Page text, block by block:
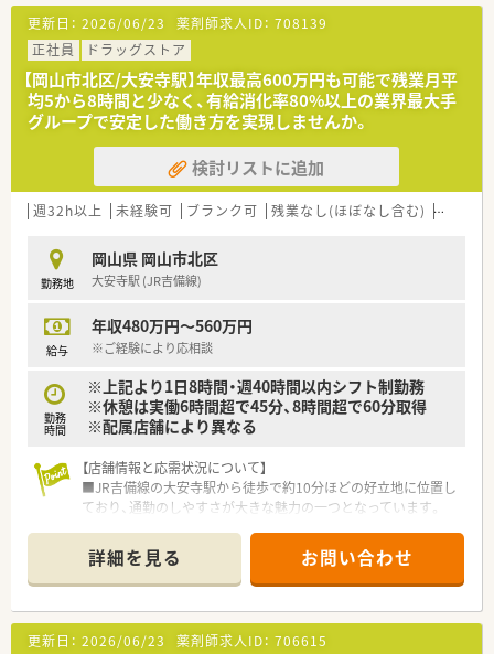
【法人特徴について】
■全国に展開する大手ドラッグストアグループの一員として、お
客様の健康と美容を支えるかかりつけ薬局を目指しています。
■2021年の経営統合を経て業界最大級の規模を誇り、安定した
経営基盤と将来性に優れた成長を続けている大手企業です。
■あなたにとってのいちばんへという理念を掲げ、お客様だけで
なく従業員にとっても働きがいのある職場環境を追求していま
【想定される業務内容】
者様へのきめ細やかな服薬指導、薬歴管理を担当いただきます。
■OTC医薬品の販売や健康相談にも携わり、地域住民のセルフメ
ディケーションをサポートする役割も担っていただきます。
剤過誤を防止しながら安全で正確な業務遂行を目指していま
す。
更新日： 2026/06/23 薬剤師求人ID： 708139
正社員
ドラッグストア
【岡山市北区/大安寺駅】年収最高600万円も可能で残業月平
均5から8時間と少なく、有給消化率80%以上の業界最大手
グループで安定した働き方を実現しませんか。
検討リストに追加
週32h以上 未経験可 ブランク可 残業なし(ほぼなし含む) 車通勤
勤務地
岡山県 岡山市北区
大安寺駅 (JR吉備線)
給与
年収480万円～560万円
※ご経験により応相談
勤務
時間
※上記より1日8時間・週40時間以内シフト制勤務
※休憩は実働6時間超で45分、8時間超で60分取得
※配属店舗により異なる
【店舗情報と応需状況について】
■JR吉備線の大安寺駅から徒歩で約10分ほどの好立地に位置し
ており、通勤のしやすさが大きな魅力の一つとなっています。
面接時に個別の状況に合わせて詳しく説明を受けることが可能
でございます。
■勤務する薬剤師の人数や詳細な構成については、店舗の運営状
況により変動するため直接お問い合わせいただくのが確実で
す。
詳細を見る お問い合わせ
更新日： 2026/06/23 薬剤師求人ID： 706615